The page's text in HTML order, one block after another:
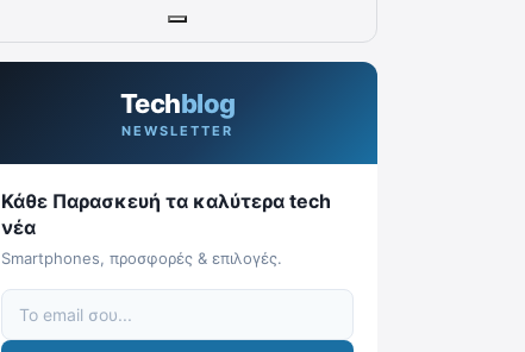
Techblog
NEWSLETTER
Κάθε Παρασκευή τα καλύτερα tech
νέα
Smartphones, προσφορές & επιλογές.